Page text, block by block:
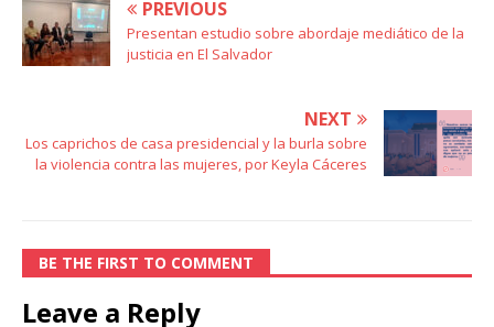
PREVIOUS
Presentan estudio sobre abordaje mediático de la
justicia en El Salvador
NEXT
Los caprichos de casa presidencial y la burla sobre
la violencia contra las mujeres, por Keyla Cáceres
BE THE FIRST TO COMMENT
Leave a Reply